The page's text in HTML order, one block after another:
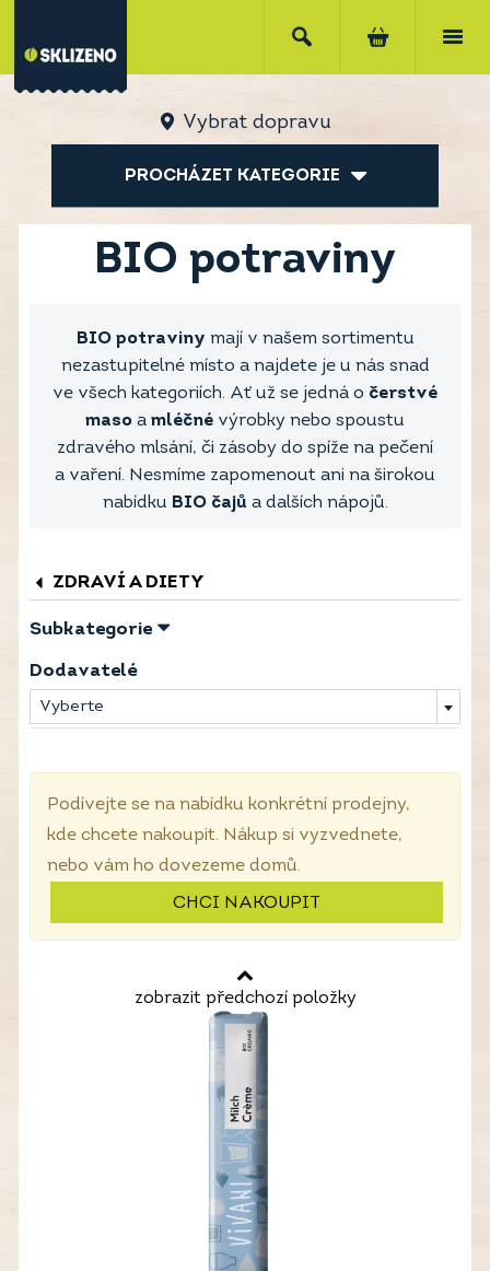
Vybrat dopravu
PROCHÁZET KATEGORIE
BIO potraviny
BIO potraviny mají v našem sortimentu
nezastupitelné místo a najdete je u nás snad
ve všech kategoriích. Ať už se jedná o čerstvé
maso a mléčné výrobky nebo spoustu
zdravého mlsání, či zásoby do spíže na pečení
a vaření. Nesmíme zapomenout ani na širokou
nabídku BIO čajů a dalších nápojů.
ZDRAVÍ A DIETY
Subkategorie
Dodavatelé
Vyberte
Podívejte se na nabídku konkrétní prodejny,
kde chcete nakoupit. Nákup si vyzvednete,
nebo vám ho dovezeme domů.
CHCI NAKOUPIT
zobrazit předchozí položky